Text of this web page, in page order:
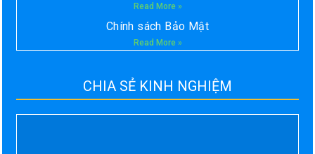
Read More »
Chính sách Bảo Mật
Read More »
CHIA SẺ KINH NGHIỆM